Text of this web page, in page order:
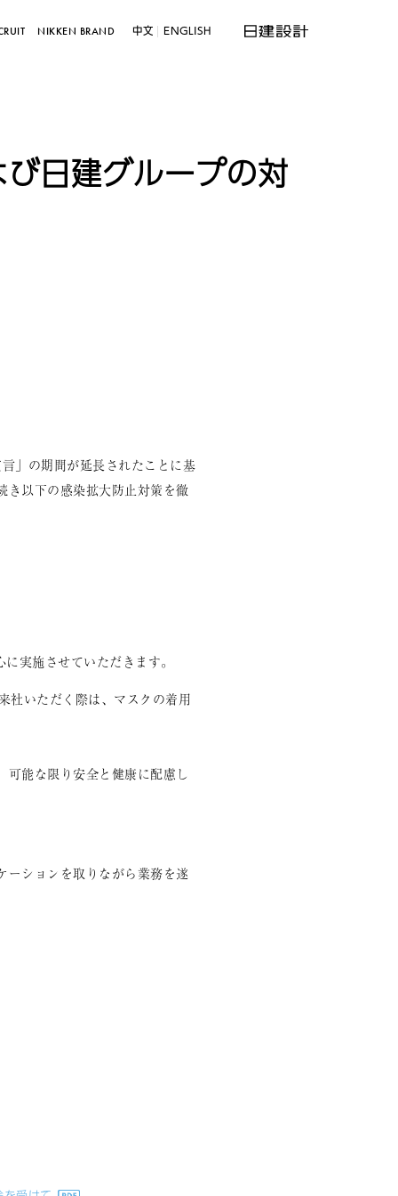
NIKKEN BRAND 中文 ENGLISH
日建グループの対
」の期間が延長されたことに基
き以下の感染拡大防止対策を徹
実施させていただきます。
社いただく際は、マスクの着用
能な限り安全と健康に配慮し
ーションを取りながら業務を遂